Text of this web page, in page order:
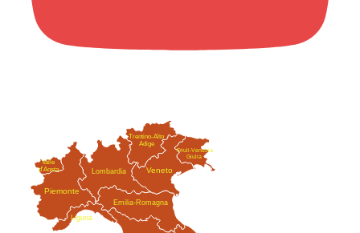
Valle
d'Aosta
Emilia-Romagna
Friuli-Venezia
Giulia
Liguria
Lombardia
Piemonte
Trentino-Alto
Adige
Veneto